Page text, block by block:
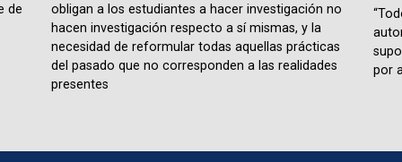
de
obligan a los estudiantes a hacer investigación no
hacen investigación respecto a sí mismas, y la
necesidad de reformular todas aquellas prácticas
del pasado que no corresponden a las realidades
presentes
por